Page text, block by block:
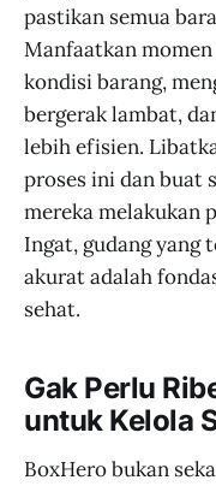
pastikan semua
Manfaatkan
kondisi barang,
bergerak lambat,
lebih efisien.
proses ini dan buat
mereka melakukan
Ingat, gudang yang
akurat adalah
sehat.
Gak Perlu
untuk Kelola
BoxHero bukan